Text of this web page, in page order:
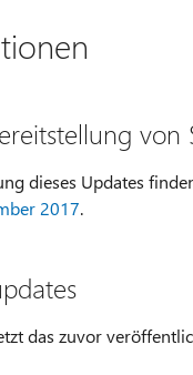
von
dieses Updates
2017.
das zuvor